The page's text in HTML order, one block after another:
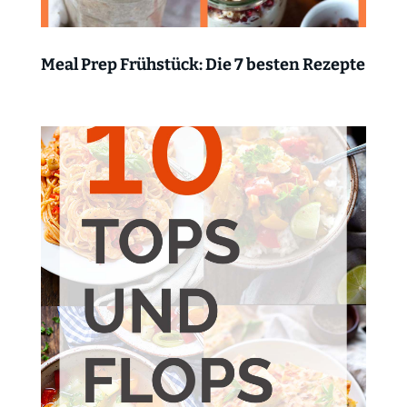
Meal Prep Frühstück: Die 7 besten Rezepte